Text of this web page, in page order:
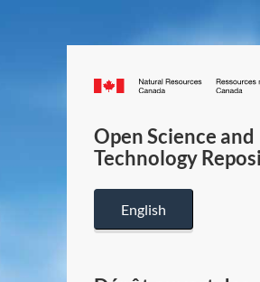
Canada.ca
Open Science and
Technology
English